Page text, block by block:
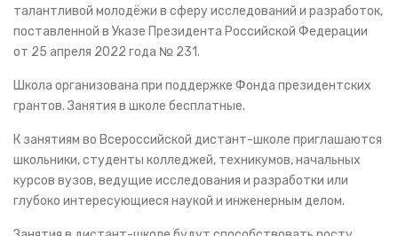
талантливой молодёжи в сферу исследований и разработок,
поставленной в Указе Президента Российской Федерации
от 25 апреля 2022 года № 231.
Школа организована при поддержке Фонда президентских
грантов. Занятия в школе бесплатные.
К занятиям во Всероссийской дистант-школе приглашаются
школьники, студенты колледжей, техникумов, начальных
курсов вузов, ведущие исследования и разработки или
глубоко интересующиеся наукой и инженерным делом.